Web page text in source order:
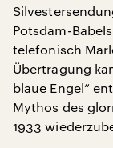
Potsdam-
telefonisch
Übertragung
blaue Engel“
Mythos des
1933